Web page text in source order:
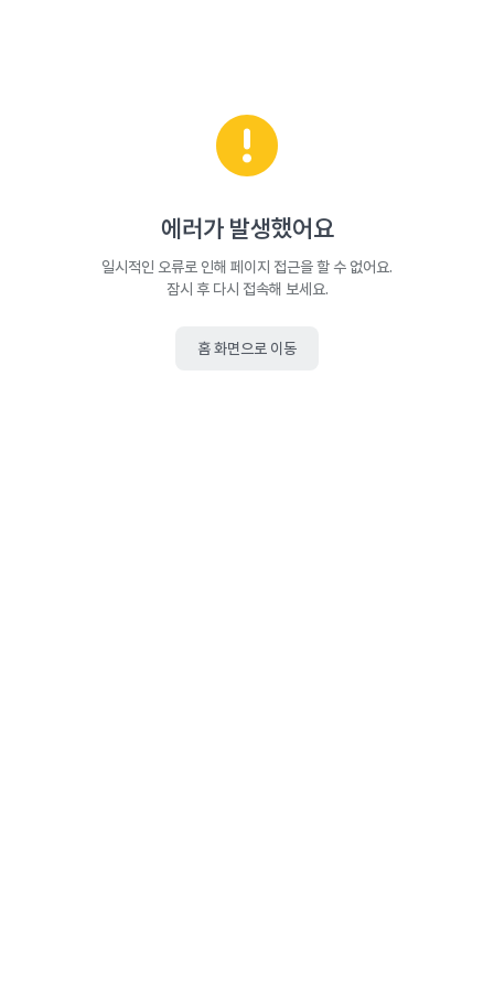
에러가 발생했어요
일시적인 오류로 인해 페이지 접근을 할 수 없어요.
잠시 후 다시 접속해 보세요.
홈 화면으로 이동